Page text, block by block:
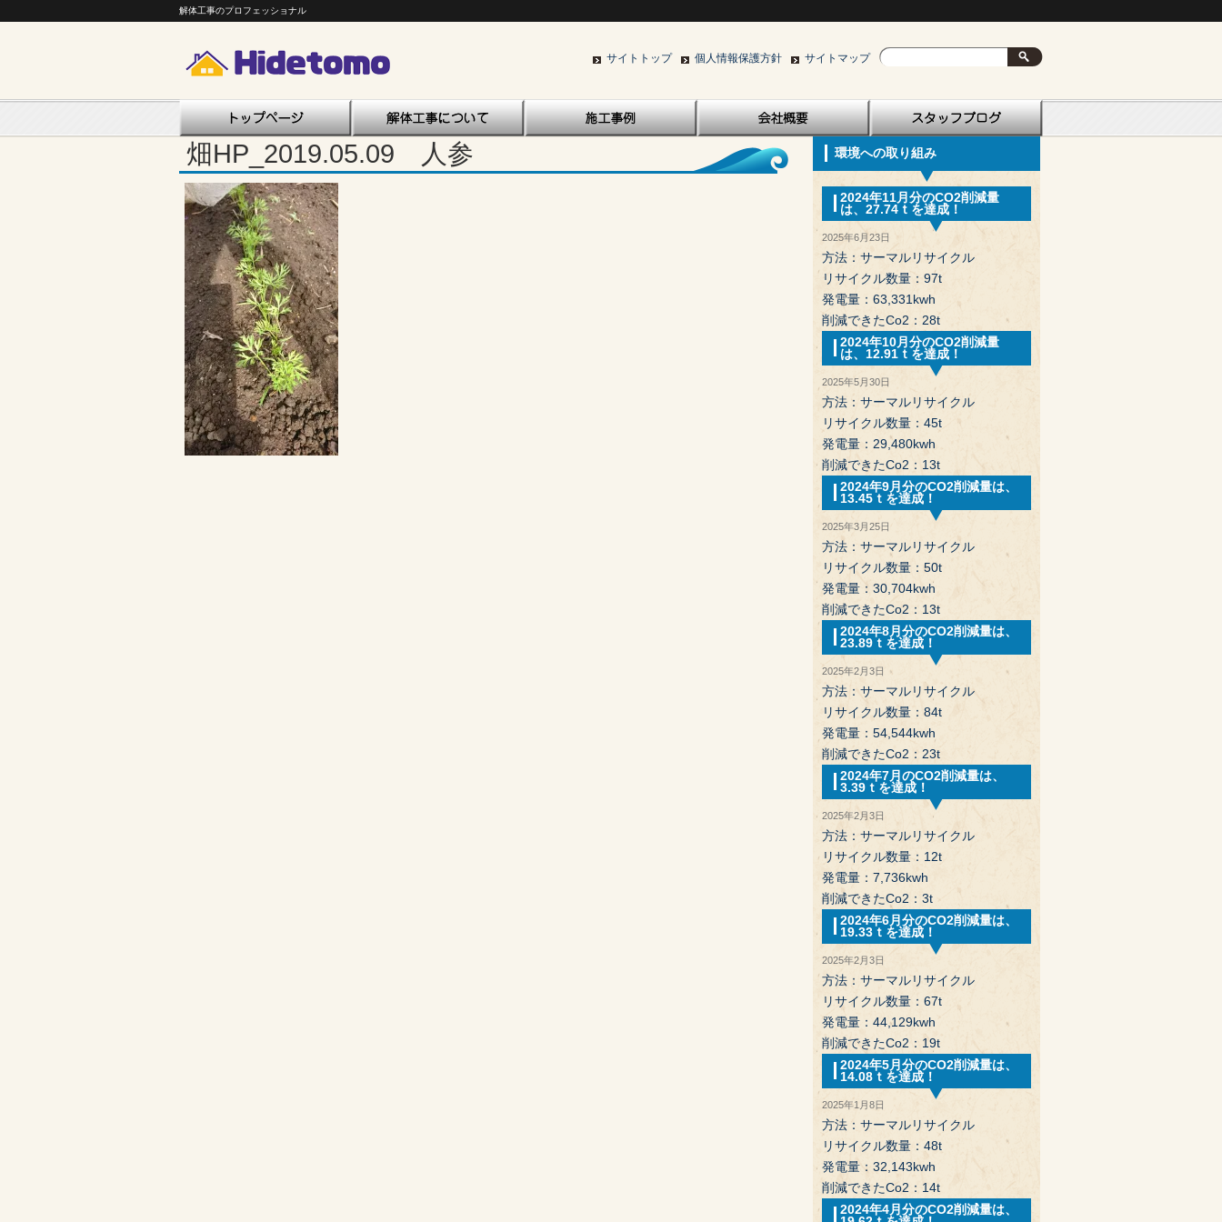
解体工事のプロフェッショナル
サイトトップ 個人情報保護方針 サイトマップ
畑HP_2019.05.09 人参 環境への取り組み
2024年11月分のCO2削減量
は、27.74ｔを達成！
2025年6月23日
方法：サーマルリサイクル
リサイクル数量：97t
発電量：63,331kwh
削減できたCo2：28t
2024年10月分のCO2削減量
は、12.91ｔを達成！
2025年5月30日
方法：サーマルリサイクル
リサイクル数量：45t
発電量：29,480kwh
削減できたCo2：13t
2024年9月分のCO2削減量は、
13.45ｔを達成！
2025年3月25日
方法：サーマルリサイクル
リサイクル数量：50t
発電量：30,704kwh
削減できたCo2：13t
2024年8月分のCO2削減量は、
23.89ｔを達成！
2025年2月3日
方法：サーマルリサイクル
リサイクル数量：84t
発電量：54,544kwh
削減できたCo2：23t
2024年7月のCO2削減量は、
3.39ｔを達成！
2025年2月3日
方法：サーマルリサイクル
リサイクル数量：12t
発電量：7,736kwh
削減できたCo2：3t
2024年6月分のCO2削減量は、
19.33ｔを達成！
2025年2月3日
方法：サーマルリサイクル
リサイクル数量：67t
発電量：44,129kwh
削減できたCo2：19t
2024年5月分のCO2削減量は、
14.08ｔを達成！
2025年1月8日
方法：サーマルリサイクル
リサイクル数量：48t
発電量：32,143kwh
削減できたCo2：14t
2024年4月分のCO2削減量は、